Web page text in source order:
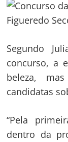
Segundo
concurso, a
beleza,
candidatas
“Pela
dentro da